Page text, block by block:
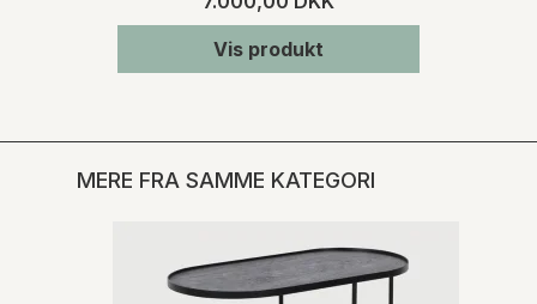
Vis produkt
MERE FRA SAMME KATEGORI